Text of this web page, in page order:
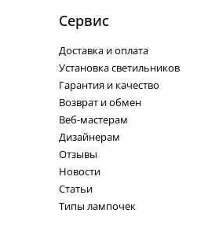
Cервис
Доставка и оплата
Установка светильников
Гарантия и качество
Возврат и обмен
Веб-мастерам
Дизайнерам
Отзывы
Новости
Статьи
Типы лампочек